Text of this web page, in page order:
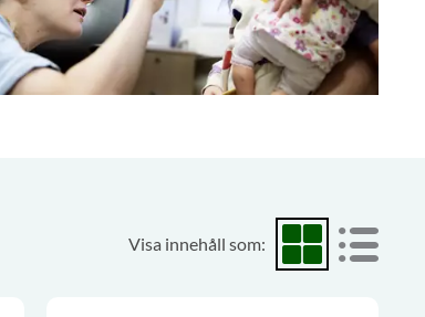
Visa innehåll som: Visa som rutnät
Visa